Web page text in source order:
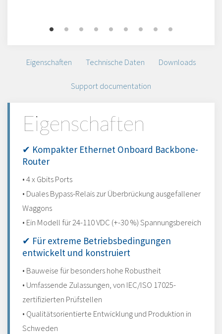
Eigenschaften Technische Daten Downloads
Support documentation
Eigenschaften
✔ Kompakter Ethernet Onboard Backbone-
Router
• 4 x Gbits Ports
• Duales Bypass-Relais zur Überbrückung ausgefallener
Waggons
• Ein Modell für 24-110 VDC (+-30 %) Spannungsbereich
✔ Für extreme Betriebsbedingungen
entwickelt und konstruiert
• Bauweise für besonders hohe Robustheit
• Umfassende Zulassungen, von IEC/ISO 17025-
zertifizierten Prüfstellen
• Qualitätsorientierte Entwicklung und Produktion in
Schweden